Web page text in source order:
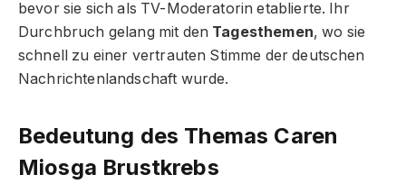
bevor sie sich als TV-Moderatorin etablierte. Ihr
Durchbruch gelang mit den Tagesthemen, wo sie
schnell zu einer vertrauten Stimme der deutschen
Nachrichtenlandschaft wurde.
Bedeutung des Themas Caren
Miosga Brustkrebs